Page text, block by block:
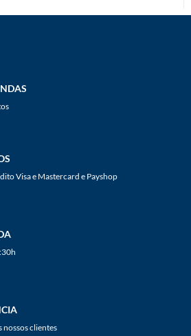
Visa e Mastercard e Payshop
nossos clientes